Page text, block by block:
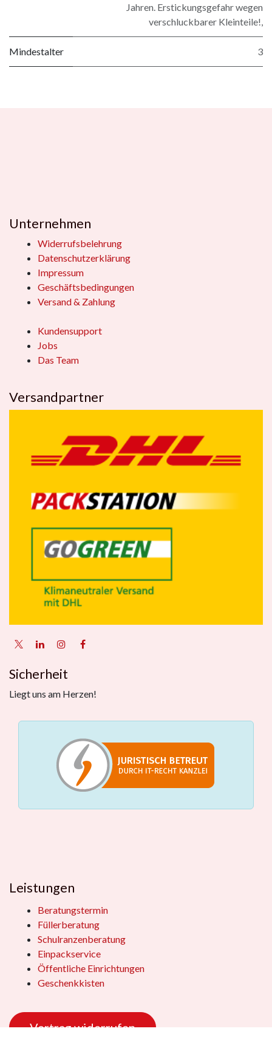
Jahren. Erstickungsgefahr wegen
verschluckbarer Kleinteile!,
Mindestalter 3
Unternehmen
Widerrufsbelehrung
Datenschutzerklärung
Impressum
Geschäftsbedingungen
Versand & Zahlung
Kundensupport
Jobs
Das Team
Versandpartner
Sicherheit
Liegt uns am Herzen!
Leistungen
Beratungstermin
Füllerberatung
Schulranzenberatung
Einpackservice
Öffentliche Einrichtungen
Geschenkkisten
Vertrag widerrufen